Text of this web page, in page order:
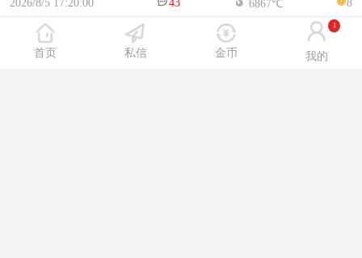
6867℃
初次体验铁西水月湾还是挺Shuang的
首页 私信 金币 我的
1